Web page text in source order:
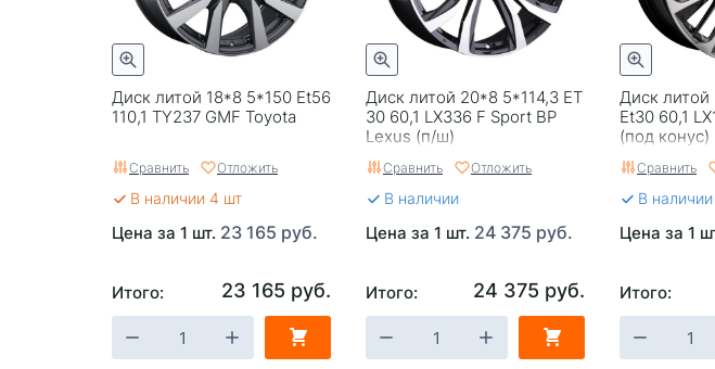
Диск литой 18*8 5*150 Et56
110,1 TY237 GMF Toyota
Сравнить Отложить
В наличии 4 шт
Цена за 1 шт. 23 165 руб.
Итого: 23 165 руб.
Диск литой 20*8 5*114,3 ET
30 60,1 LX336 F Sport BP
Lexus (п/ш)
Сравнить Отложить
В наличии
Цена за 1 шт. 24 375 руб.
Итого: 24 375 руб.
Диск
Et30 60,1
(под конус)
Сравнить
В наличии
Цена за 1
Итого: